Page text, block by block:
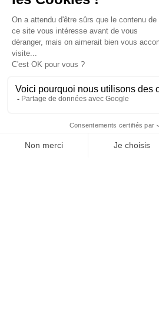
OFFICE DE TOURISME
ASPRES-THUIR
Boulevard Violet, 66300 Thuir